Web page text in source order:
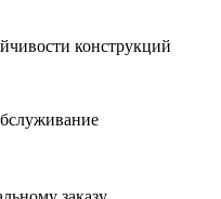
конструкций